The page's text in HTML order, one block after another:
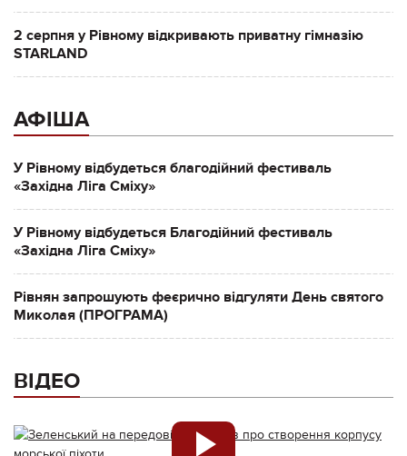
2 серпня у Рівному відкривають приватну гімназію
STARLAND
АФІША
У Рівному відбудеться благодійний фестиваль
«Західна Ліга Сміху»
У Рівному відбудеться Благодійний фестиваль
«Західна Ліга Сміху»
Рівнян запрошують феєрично відгуляти День святого
Миколая (ПРОГРАМА)
ВІДЕО